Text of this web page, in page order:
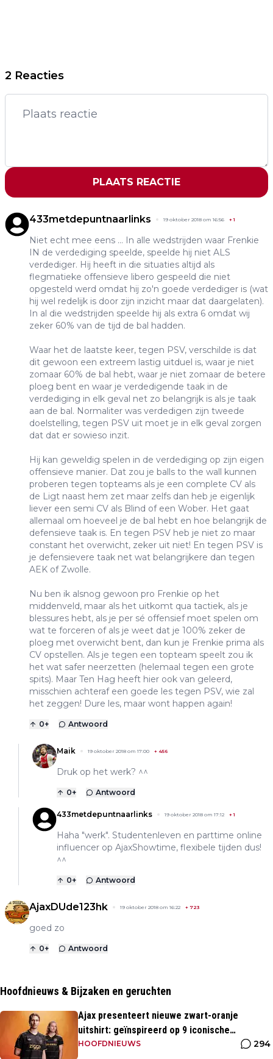
2 Reacties
PLAATS REACTIE
433metdepuntnaarlinks 19 oktober 2018 om 16:56 +1
Niet echt mee eens ... In alle wedstrijden waar Frenkie
IN de verdediging speelde, speelde hij niet ALS
verdediger. Hij heeft in die situaties altijd als
flegmatieke offensieve libero gespeeld die niet
opgesteld werd omdat hij zo'n goede verdediger is (wat
hij wel redelijk is door zijn inzicht maar dat daargelaten).
In al die wedstrijden speelde hij als extra 6 omdat wij
zeker 60% van de tijd de bal hadden.
Waar het de laatste keer, tegen PSV, verschilde is dat
dit gewoon een extreem lastig uitduel is, waar je niet
zomaar 60% de bal hebt, waar je niet zomaar de betere
ploeg bent en waar je verdedigende taak in de
verdediging in elk geval net zo belangrijk is als je taak
aan de bal. Normaliter was verdedigen zijn tweede
doelstelling, tegen PSV uit moet je in elk geval zorgen
dat dat er sowieso inzit.
Hij kan geweldig spelen in de verdediging op zijn eigen
offensieve manier. Dat zou je balls to the wall kunnen
proberen tegen topteams als je een complete CV als
de Ligt naast hem zet maar zelfs dan heb je eigenlijk
liever een semi CV als Blind of een Wober. Het gaat
allemaal om hoeveel je de bal hebt en hoe belangrijk de
defensieve taak is. En tegen PSV heb je niet zo maar
constant het overwicht, zeker uit niet! En tegen PSV is
je defensievere taak net wat belangrijkere dan tegen
AEK of Zwolle.
Nu ben ik alsnog gewoon pro Frenkie op het
middenveld, maar als het uitkomt qua tactiek, als je
blessures hebt, als je per sé offensief moet spelen om
wat te forceren of als je weet dat je 100% zeker de
ploeg met overwicht bent, dan kun je Frenkie prima als
CV opstellen. Als je tegen een topteam speelt zou ik
het wat safer neerzetten (helemaal tegen een grote
spits). Maar Ten Hag heeft hier ook van geleerd,
misschien achteraf een goede les tegen PSV, wie zal
het zeggen! Dure les, maar wont happen again!
0+ Antwoord
Maik 19 oktober 2018 om 17:00 + 456
Druk op het werk? ^^
0+ Antwoord
433metdepuntnaarlinks 19 oktober 2018 om 17:12 +1
Haha "werk". Studentenleven en parttime online
influencer op AjaxShowtime, flexibele tijden dus!
^^
0+ Antwoord
AjaxDUde123hk 19 oktober 2018 om 16:22 + 723
goed zo
0+ Antwoord
Hoofdnieuws & Bijzaken en geruchten
Ajax presenteert nieuwe zwart-oranje
uitshirt: geïnspireerd op 9 iconische
momenten uit clubhistorie
HOOFDNIEUWS 294